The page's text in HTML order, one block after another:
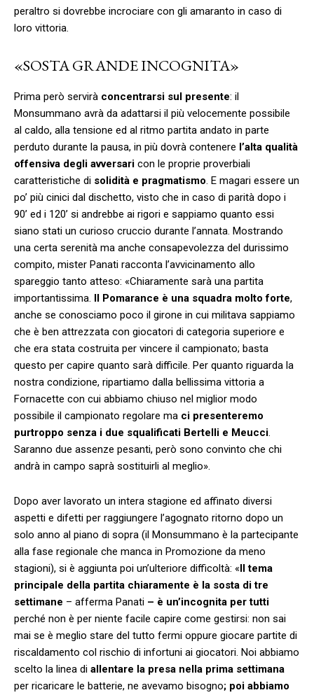
peraltro si dovrebbe incrociare con gli amaranto in caso di
loro vittoria.
«SOSTA GRANDE INCOGNITA»
Prima però servirà concentrarsi sul presente: il
Monsummano avrà da adattarsi il più velocemente possibile
al caldo, alla tensione ed al ritmo partita andato in parte
perduto durante la pausa, in più dovrà contenere l’alta qualità
offensiva degli avversari con le proprie proverbiali
caratteristiche di solidità e pragmatismo. E magari essere un
po’ più cinici dal dischetto, visto che in caso di parità dopo i
90’ ed i 120’ si andrebbe ai rigori e sappiamo quanto essi
siano stati un curioso cruccio durante l’annata. Mostrando
una certa serenità ma anche consapevolezza del durissimo
compito, mister Panati racconta l’avvicinamento allo
spareggio tanto atteso: «Chiaramente sarà una partita
importantissima. Il Pomarance è una squadra molto forte,
anche se conosciamo poco il girone in cui militava sappiamo
che è ben attrezzata con giocatori di categoria superiore e
che era stata costruita per vincere il campionato; basta
questo per capire quanto sarà difficile. Per quanto riguarda la
nostra condizione, ripartiamo dalla bellissima vittoria a
Fornacette con cui abbiamo chiuso nel miglior modo
possibile il campionato regolare ma ci presenteremo
purtroppo senza i due squalificati Bertelli e Meucci.
Saranno due assenze pesanti, però sono convinto che chi
andrà in campo saprà sostituirli al meglio».
Dopo aver lavorato un intera stagione ed affinato diversi
aspetti e difetti per raggiungere l’agognato ritorno dopo un
solo anno al piano di sopra (il Monsummano è la partecipante
alla fase regionale che manca in Promozione da meno
stagioni), si è aggiunta poi un’ulteriore difficoltà: «Il tema
principale della partita chiaramente è la sosta di tre
settimane – afferma Panati – è un’incognita per tutti
perché non è per niente facile capire come gestirsi: non sai
mai se è meglio stare del tutto fermi oppure giocare partite di
riscaldamento col rischio di infortuni ai giocatori. Noi abbiamo
scelto la linea di allentare la presa nella prima settimana
per ricaricare le batterie, ne avevamo bisogno; poi abbiamo